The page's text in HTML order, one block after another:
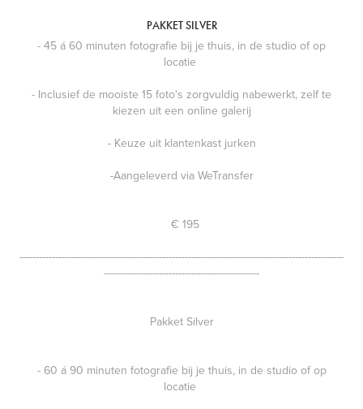
PAKKET SILVER
- 45 á 60 minuten fotografie bij je thuis, in de studio of op
locatie
- Inclusief de mooiste 15 foto's zorgvuldig nabewerkt, zelf te
kiezen uit een online galerij
- Keuze uit klantenkast jurken
-Aangeleverd via WeTransfer
€ 195
----------------------------------------------------------------------------------------------------
------------------------------------------------
Pakket Silver
- 60 á 90 minuten fotografie bij je thuis, in de studio of op
locatie